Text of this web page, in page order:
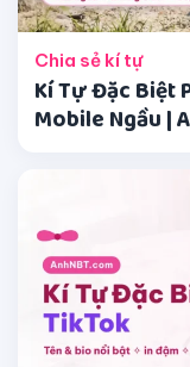
Chia sẻ kí tự
Kí Tự Đặc Biệt
Mobile Ngầu |